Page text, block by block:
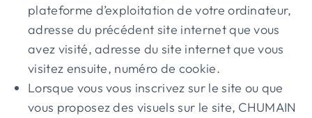
plateforme d’exploitation de votre ordinateur,
adresse du précédent site internet que vous
avez visité, adresse du site internet que vous
visitez ensuite, numéro de cookie.
Lorsque vous vous inscrivez sur le site ou que
vous proposez des visuels sur le site, CHUMAIN